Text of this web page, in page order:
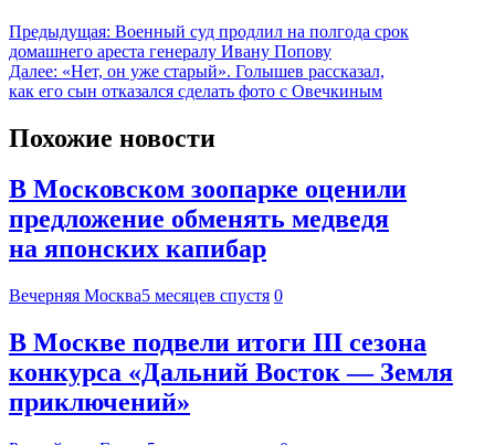
Предыдущая: Военный суд продлил на полгода срок
домашнего ареста генералу Ивану Попову
Далее: «Нет, он уже старый». Голышев рассказал,
как его сын отказался сделать фото с Овечкиным
Похожие новости
В Московском зоопарке оценили
предложение обменять медведя
на японских капибар
Вечерняя Москва5 месяцев спустя 0
В Москве подвели итоги III сезона
конкурса «Дальний Восток — Земля
приключений»